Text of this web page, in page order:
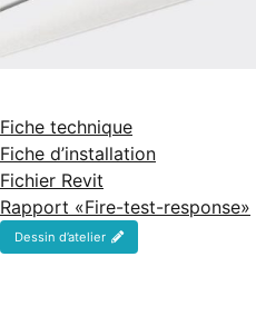
Fiche technique
Fiche d’installation
Fichier Revit
Rapport «Fire-test-response»
Dessin d’atelier